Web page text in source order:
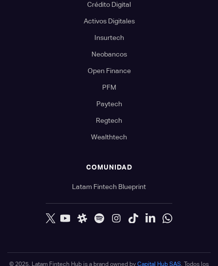
Crédito Digital
Activos Digitales
Insurtech
Neobancos
Open Finance
PFM
Paytech
Regtech
Wealthtech
COMUNIDAD
Latam Fintech Blueprint
© 2025. Latam Fintech Hub is a brand owned by Capital Hub SAS. Todos los